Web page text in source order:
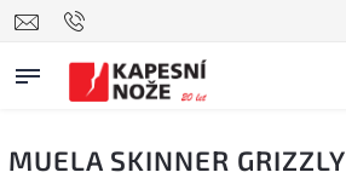
MUELA SKINNER GRIZZLY